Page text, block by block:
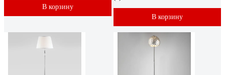
В корзину
В корзину